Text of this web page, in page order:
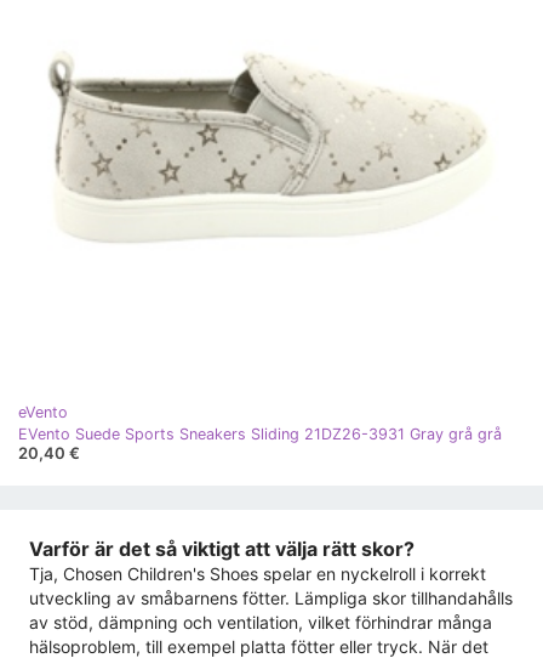
eVento
EVento Suede Sports Sneakers Sliding 21DZ26-3931 Gray grå grå
20,40 €
Varför är det så viktigt att välja rätt skor?
Tja, Chosen Children's Shoes spelar en nyckelroll i korrekt
utveckling av småbarnens fötter. Lämpliga skor tillhandahålls
av stöd, dämpning och ventilation, vilket förhindrar många
hälsoproblem, till exempel platta fötter eller tryck. När det